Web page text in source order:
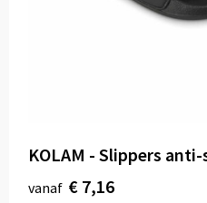
KOLAM - Slippers
vanaf € 7,16